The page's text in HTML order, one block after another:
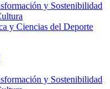
y Sostenibilidad
y Ciencias del Deporte
y Sostenibilidad